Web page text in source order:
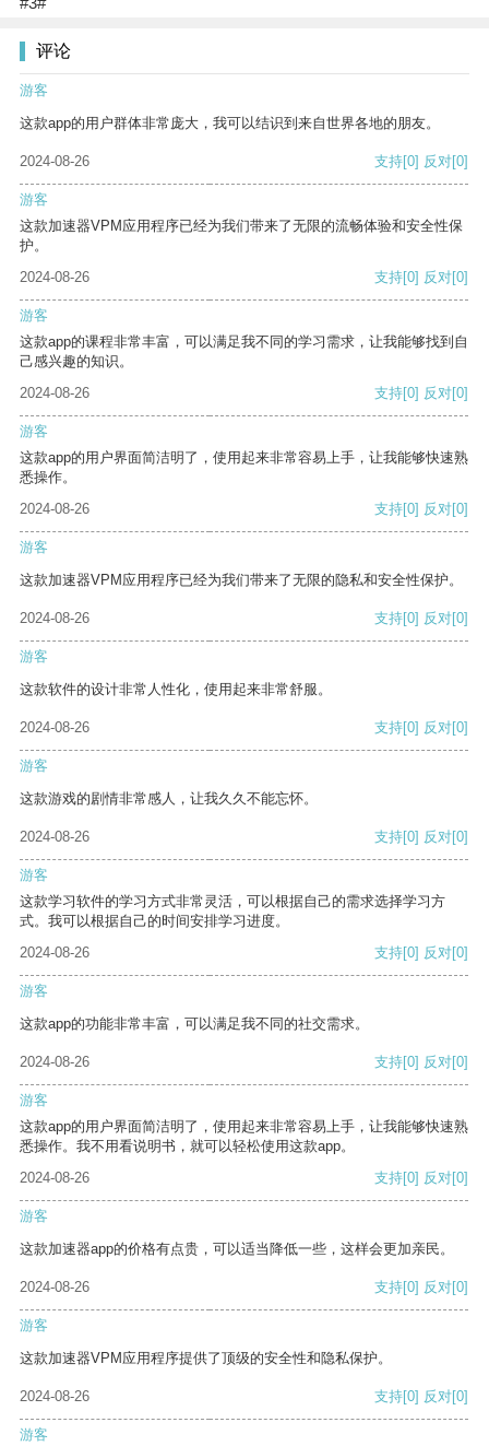
评论
游客
这款app的用户群体非常庞大，我可以结识到来自世界各地的朋友。
2024-08-26 支持[0] 反对[0]
游客
这款加速器VPM应用程序已经为我们带来了无限的流畅体验和安全性保
护。
2024-08-26
支持[0] 反对[0]
游客
这款app的课程非常丰富，可以满足我不同的学习需求，让我能够找到自
己感兴趣的知识。
2024-08-26
支持[0] 反对[0]
游客
这款app的用户界面简洁明了，使用起来非常容易上手，让我能够快速熟
悉操作。
2024-08-26
支持[0] 反对[0]
游客
这款加速器VPM应用程序已经为我们带来了无限的隐私和安全性保护。
2024-08-26 支持[0] 反对[0]
游客
这款软件的设计非常人性化，使用起来非常舒服。
2024-08-26 支持[0] 反对[0]
游客
这款游戏的剧情非常感人，让我久久不能忘怀。
2024-08-26 支持[0] 反对[0]
游客
这款学习软件的学习方式非常灵活，可以根据自己的需求选择学习方
式。我可以根据自己的时间安排学习进度。
2024-08-26
支持[0] 反对[0]
游客
这款app的功能非常丰富，可以满足我不同的社交需求。
2024-08-26 支持[0] 反对[0]
游客
这款app的用户界面简洁明了，使用起来非常容易上手，让我能够快速熟
悉操作。我不用看说明书，就可以轻松使用这款app。
2024-08-26
支持[0] 反对[0]
游客
这款加速器app的价格有点贵，可以适当降低一些，这样会更加亲民。
2024-08-26 支持[0] 反对[0]
游客
这款加速器VPM应用程序提供了顶级的安全性和隐私保护。
2024-08-26 支持[0] 反对[0]
游客